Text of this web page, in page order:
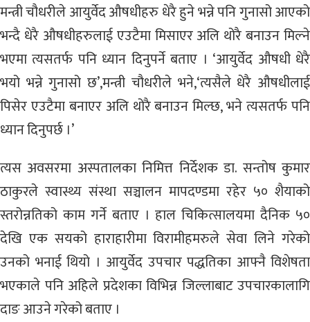
मन्त्री चौधरीले आयुर्वेद औषधीहरु धेरै हुने भन्ने पनि गुनासो आएको
भन्दै धेरै औषधीहरुलाई एउटैमा मिसाएर अलि थोरै बनाउन मिल्ने
भएमा त्यसतर्फ पनि ध्यान दिनुपर्ने बताए । ‘आयुर्वेद औषधी धेरै
भयो भन्ने गुनासो छ’,मन्त्री चौधरीले भने,‘त्यसैले धेरै औषधीलाई
पिसेर एउटैमा बनाएर अलि थोरै बनाउन मिल्छ, भने त्यसतर्फ पनि
ध्यान दिनुपर्छ ।’
त्यस अवसरमा अस्पतालका निमित्त निर्देशक डा. सन्तोष कुमार
ठाकुरले स्वास्थ्य संस्था सञ्चालन मापदण्डमा रहेर ५० शैयाको
स्तरोन्नतिको काम गर्ने बताए । हाल चिकित्सालयमा दैनिक ५०
देखि एक सयको हाराहारीमा विरामीहमरुले सेवा लिने गरेको
उनको भनाई थियो । आयुर्वेद उपचार पद्धतिका आफ्नै विशेषता
भएकाले पनि अहिले प्रदेशका विभिन्न जिल्लाबाट उपचारकालागि
दाङ आउने गरेको बताए ।